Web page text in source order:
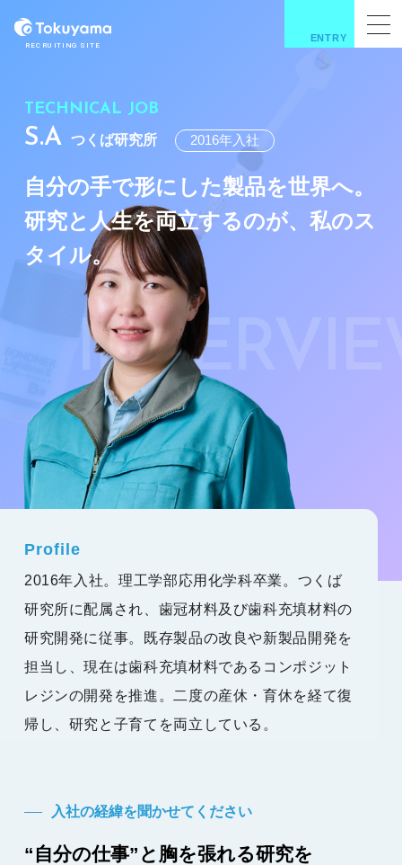
RECRUITING SITE
ENTRY
TECHNICAL JOB
S.A つくば研究所 2016年入社
自分の手で形にした製品を世界へ。
研究と人生を両立するのが、 私のス
タイル。
Profile
2016年入社。理工学部応用化学科卒業。つくば
研究所に配属され、歯冠材料及び歯科充填材料の
研究開発に従事。既存製品の改良や新製品開発を
担当し、現在は歯科充填材料であるコンポジット
レジンの開発を推進。二度の産休・育休を経て復
帰し、研究と子育てを両立している。
入社の経緯を聞かせてください
“自分の仕事”と胸を張れる研究を